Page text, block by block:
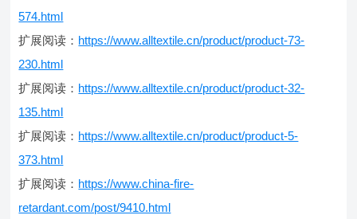
574.html
扩展阅读： https://www.alltextile.cn/product/product-73-
230.html
扩展阅读： https://www.alltextile.cn/product/product-32-
135.html
扩展阅读： https://www.alltextile.cn/product/product-5-
373.html
扩展阅读： https://www.china-fire-
retardant.com/post/9410.html